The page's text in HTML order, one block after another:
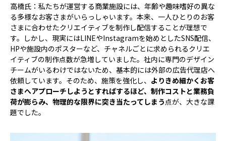
高橋氏：私たちが運営する商業施設には、年齢や趣味嗜好の異な
る多様なお客さまがいらっしゃいます。本来、一人ひとりのお客
さまに合わせたクリエイティブを制作し配信することが理想で
す。しかし、現実にはLINEやInstagramを始めとしたSNS配信、
HPや施設内のポスターなど、チャネルごとに求められるクリエ
イティブの制作点数が急増していました。社内に専門のデザイン
チームがいるわけではないため、基本的には外部の広告代理店へ
依頼しています。そのため、施策を強化し、 よりきめ細かくお客
さまへアプローチしようとすればするほど、制作コストと業務負
荷が膨らみ、物理的な限界に突き当たってしまう点が、大きな課
題でした。